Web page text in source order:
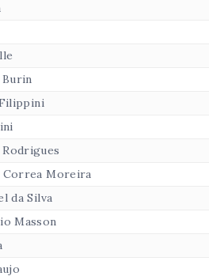
Burin
Moreira
da Silva
Masson